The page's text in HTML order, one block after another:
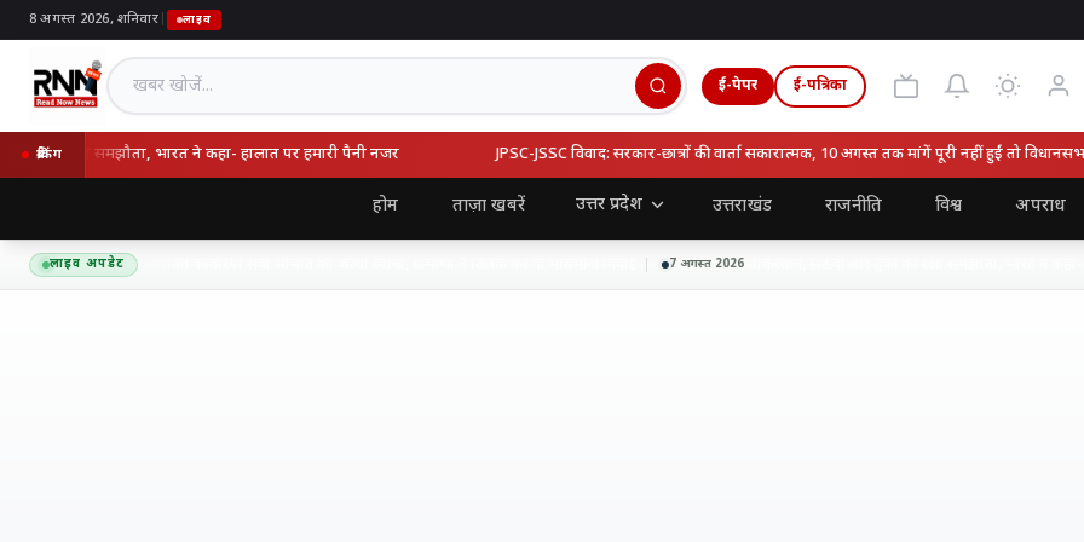
8 अगस्त 2026, शनिवार| लाइव
ई-पेपर ई-पत्रिका
ब्रेकिंग
का रक्षा समझौता, भारत ने कहा- हालात पर हमारी पैनी नजर JPSC-JSSC विवाद: सरकार-छात्रों की वार्ता सकारात्मक, 10 अगस्त तक मांगें पूरी नहीं हुईं तो विधानसभा
होम ताज़ा खबरें उत्तर प्रदेश उत्तराखंड राजनीति विश्व अपराध
लाइव अपडेट
धाम के लिए शिव शक्ति कांवरिया सेवा समिति का जत्था रवाना, ग्रामीणों ने तिलक कर दी भावभीनी विदाई 7 अगस्त 2026पाकिस्तान, सऊदी और तुर्की का रक्षा समझौता, भारत ने कहा-